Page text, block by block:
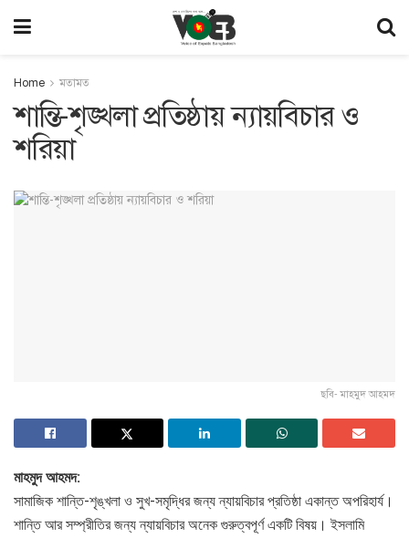
Home মতামত
শান্তি-শৃঙ্খলা প্রতিষ্ঠায় ন্যায়বিচার ও
শরিয়া
ছবি- মাহমুদ আহমদ
মাহমুদ আহমদ:
সামাজিক শান্তি-শৃঙ্খলা ও সুখ-সমৃদ্ধির জন্য ন্যায়বিচার প্রতিষ্ঠা একান্ত অপরিহার্য।
শান্তি আর সম্প্রীতির জন্য ন্যায়বিচার অনেক গুরুত্বপূর্ণ একটি বিষয়। ইসলামি